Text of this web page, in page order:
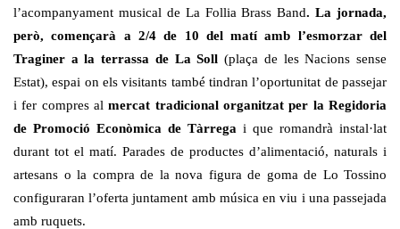
l’acompanyament musical de La Follia Brass Band. La jornada,
però, començarà a 2/4 de 10 del matí amb l’esmorzar del
Traginer a la terrassa de La Soll(plaça de les Nacions sense
Estat), espai on els visitants també tindran l’oportunitat de passejar
i fer compres almercat tradicional organitzat per la Regidoria
de Promoció Econòmica de Tàrrega i que romandrà instal·lat
durant tot el matí. Parades de productes d’alimentació, naturals i
artesans o la compra de la nova figura de goma de Lo Tossino
configuraran l’oferta juntament amb música en viu i una passejada
amb ruquets.